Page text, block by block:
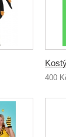
400